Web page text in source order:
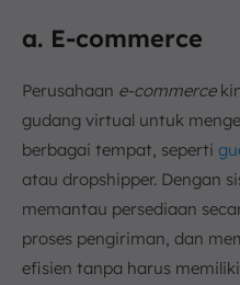
a. E-commerce
Perusahaan e-commerce
gudang virtual untuk
berbagai tempat, seperti
atau dropshipper. Dengan
memantau persediaan
proses pengiriman, dan
efisien tanpa harus